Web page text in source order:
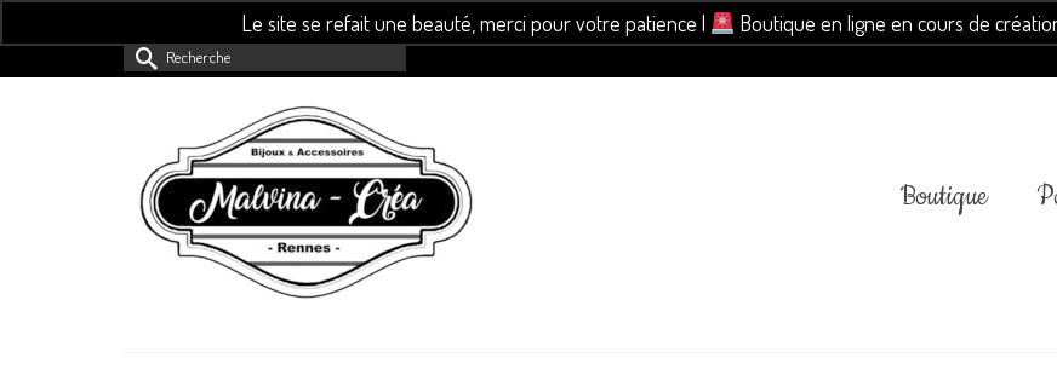
Le site se refait une beauté, merci pour votre patience | Boutique en ligne en cours de
Rechercher :
Boutique